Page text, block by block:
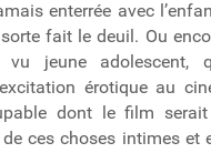
enterrée avec
sorte fait le deuil. Ou
vu jeune adolescent,
érotique au
dont le film serait
de ces choses intimes et